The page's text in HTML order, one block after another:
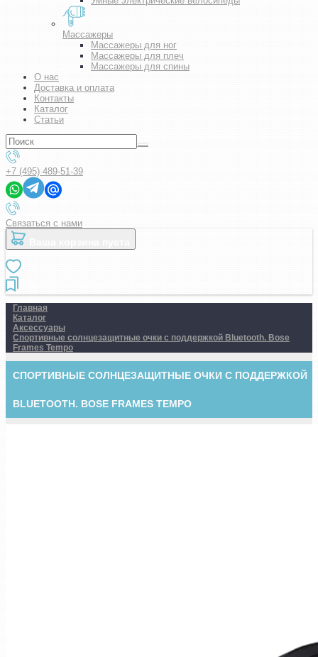
Массажеры
Массажеры для ног
Массажеры для плеч
Массажеры для спины
О нас
Доставка и оплата
Контакты
Каталог
Статьи
+7 (495) 489-51-39
Связаться с нами
Главная
Каталог
Аксессуары
Спортивные солнцезащитные очки с поддержкой Bluetooth. Bose
Frames Tempo
СПОРТИВНЫЕ СОЛНЦЕЗАЩИТНЫЕ ОЧКИ С ПОДДЕРЖКОЙ
BLUETOOTH. BOSE FRAMES TEMPO